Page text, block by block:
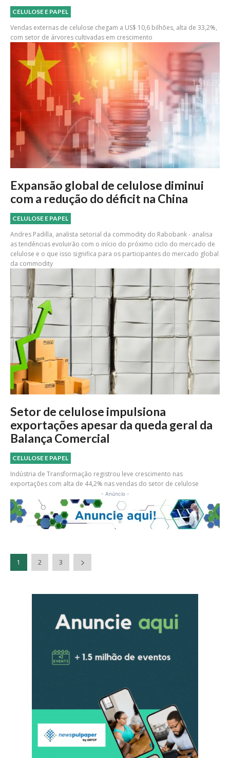
CELULOSE E PAPEL
Vendas externas de celulose chegam a US$ 10,6 bilhões, alta de 33,2%,
com setor de árvores cultivadas em crescimento
Expansão global de celulose diminui
com a redução do déficit na China
CELULOSE E PAPEL
Andres Padilla, analista setorial da commodity do Rabobank - analisa
as tendências evoluirão com o início do próximo ciclo do mercado de
celulose e o que isso significa para os participantes do mercado global
da commodity
Setor de celulose impulsiona
exportações apesar da queda geral da
Balança Comercial
CELULOSE E PAPEL
Indústria de Transformação registrou leve crescimento nas
exportações com alta de 44,2% nas vendas do setor de celulose
- Anúncio -
1 2 3